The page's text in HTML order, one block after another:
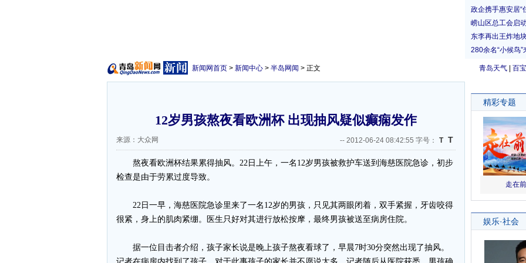
青岛天气 百
新闻网首页 > 新闻中心 > 半岛网闻 > 正文
12岁男孩熬夜看欧洲杯 出现抽风疑似癫痫发作
来源：大众网 -- 2012-06-24 08:42:55 字号： T T
熬夜看欧洲杯结果累得抽风。22日上午，一名12岁男孩被救护车送到海慈医院急诊，初步
检查是由于劳累过度导致。
22日一早，海慈医院急诊里来了一名12岁的男孩，只见其两眼闭着，双手紧握，牙齿咬得
很紧，身上的肌肉紧绷。医生只好对其进行放松按摩，最终男孩被送至病房住院。
据一位目击者介绍，孩子家长说是晚上孩子熬夜看球了，早晨7时30分突然出现了抽风。